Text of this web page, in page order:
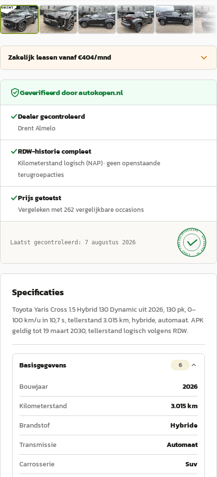
Zakelijk leasen vanaf €404/mnd
Geverifieerd doorautokopen.nl
Dealer gecontroleerd
Drent Almelo
RDW-historie compleet
Kilometerstand logisch (NAP)· geen openstaande
terugroepacties
Prijs getoetst
Vergeleken met262 vergelijkbare occasions
Laatst gecontroleerd: 7 augustus 2026 GECONTROLEERD ·
AUTOKOPEN.NL
· SINDS 1999 ·
Specificaties
Toyota Yaris Cross 1.5 Hybrid 130 Dynamic uit 2026, 130 pk, 0–
100 km/u in 10,7 s, tellerstand 3.015 km, hybride, automaat. APK
geldig tot 19 maart 2030, tellerstand logisch volgens RDW.
Basisgegevens 6
Bouwjaar
2026
Kilometerstand
3.015 km
Brandstof
Hybride
Transmissie
Automaat
Carrosserie
Suv